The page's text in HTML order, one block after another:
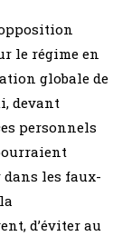
le régime en
globale de
devant
personnels
les faux-
d’éviter au